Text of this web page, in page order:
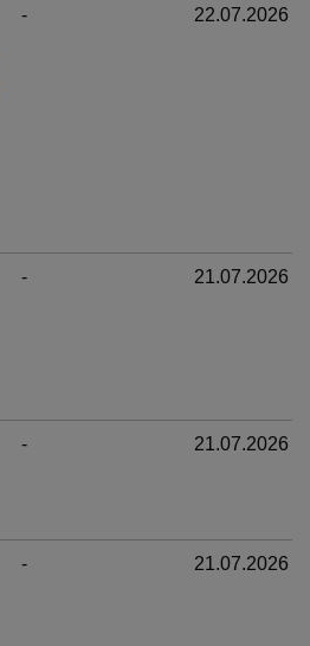
- 22.07.2026
- 21.07.2026
- 21.07.2026
- 21.07.2026